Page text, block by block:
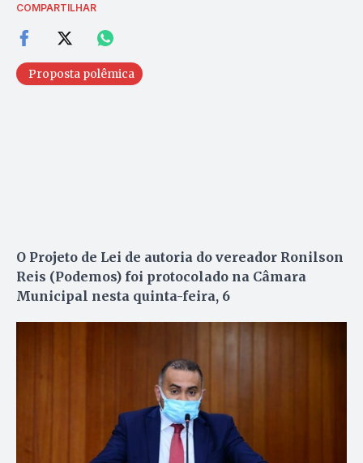
COMPARTILHAR
Proposta polêmica
O Projeto de Lei de autoria do vereador Ronilson
Reis (Podemos) foi protocolado na Câmara
Municipal nesta quinta-feira, 6